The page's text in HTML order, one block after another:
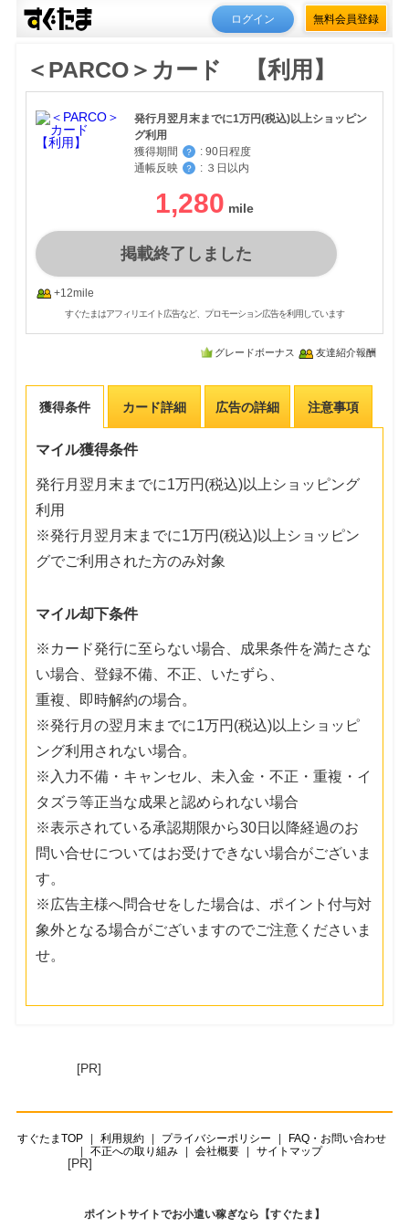
ログイン 無料会員登録
＜PARCO＞カード 【利用】
発行月翌月末までに1万円(税込)以上ショッピン
グ利用
獲得期間
？ : 90日程度
通帳反映
？ : ３日以内
1,280
掲載終了しました
+12mile
すぐたまはアフィリエイト広告など、プロモーション広告を利用しています
グレードボーナス 友達紹介報酬
獲得条件 カード詳細 広告の詳細 注意事項
マイル獲得条件
発行月翌月末までに1万円(税込)以上ショッピング
利用
※発行月翌月末までに1万円(税込)以上ショッピン
グでご利用された方のみ対象
マイル却下条件
※カード発行に至らない場合、成果条件を満たさな
い場合、登録不備、不正、いたずら、
重複、即時解約の場合。
※発行月の翌月末までに1万円(税込)以上ショッピ
ング利用されない場合。
※入力不備・キャンセル、未入金・不正・重複・イ
タズラ等正当な成果と認められない場合
※表示されている承認期限から30日以降経過のお
問い合せについてはお受けできない場合がございま
す。
※広告主様へ問合せをした場合は、ポイント付与対
象外となる場合がございますのでご注意くださいま
せ。
[PR]
すぐたまTOP 利用規約 プライバシーポリシー
FAQ・お問い合わせ
不正への取り組み
会社概要 サイトマップ
[PR]
ポイントサイトでお小遣い稼ぎなら【すぐたま】